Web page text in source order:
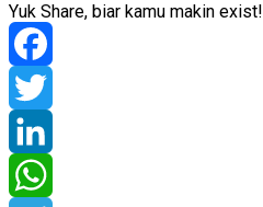
Yuk Share, biar kamu makin exist!
Facebook
Twitter
LinkedIn